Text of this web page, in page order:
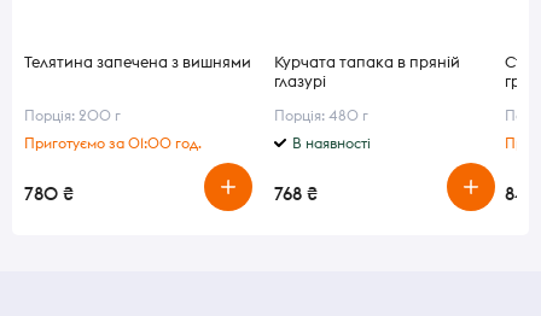
Телятина запечена з вишнями
Порція: 200 г
Приготуємо за 01:00 год.
780 ₴
Курчата тапака в пряній
глазурі
Порція: 480 г
В наявності
768 ₴
грилі